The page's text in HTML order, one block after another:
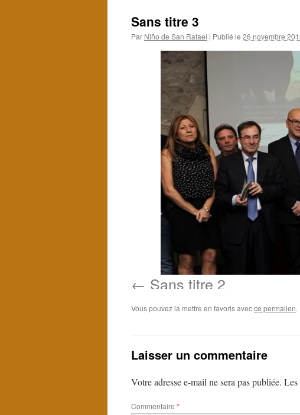
Sans titre 3
Par Niño de San Rafael | Publié le 26 novembre
Sans titre 2
Vous pouvez la mettre en favoris avecce permalien.
Laisser un commentaire
Votre adresse e-mail ne sera pas publiée. Les
Commentaire *